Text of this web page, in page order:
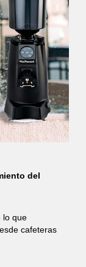
del
lo que
cafeteras